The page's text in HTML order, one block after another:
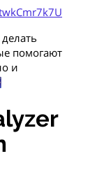
помогают
и